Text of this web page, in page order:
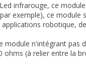
infrarouge, ce
exemple), ce
applications robotique,
module n'intégrant pas
ohms (à relier entre la